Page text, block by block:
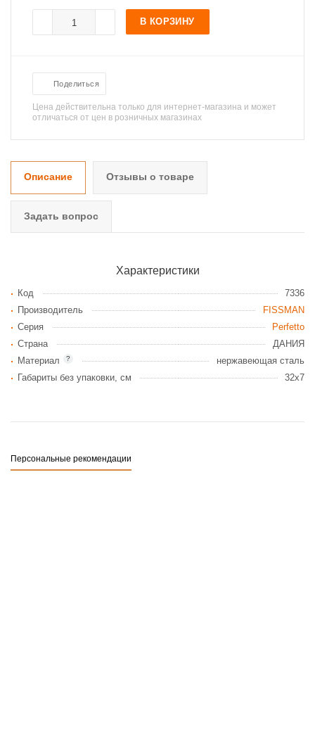
В КОРЗИНУ
Поделиться
Цена действительна только для интернет-магазина и может
отличаться от цен в розничных магазинах
Описание Отзывы о товаре
Задать вопрос
Характеристики
Код
7336
Производитель
FISSMAN
Серия
Perfetto
Страна
ДАНИЯ
?
Материал
нержавеющая сталь
Габариты без упаковки, см
32x7
Персональные рекомендации